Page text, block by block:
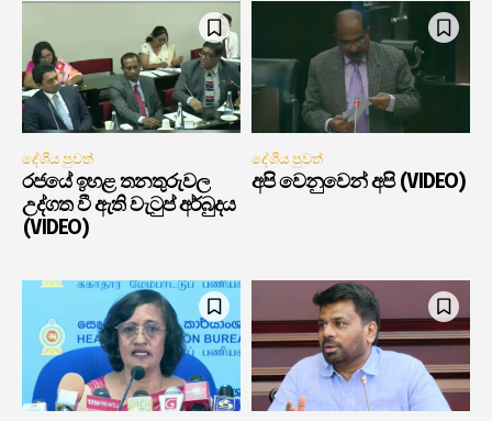
දේශීය පුවත්
රජයේ ඉහළ තනතුරුවල
උද්ගත වී ඇති වැටුප් අර්බුදය
(VIDEO)
දේශීය පුවත්
අපි වෙනුවෙන් අපි (VIDEO)